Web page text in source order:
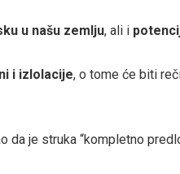
u našu zemlju, ali i
i izlolacije, o tome će biti
da je struka “kompletno